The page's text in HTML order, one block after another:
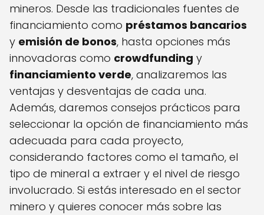
mineros. Desde las tradicionales fuentes de
financiamiento como préstamos bancarios
y emisión de bonos, hasta opciones más
innovadoras como crowdfunding y
financiamiento verde, analizaremos las
ventajas y desventajas de cada una.
Además, daremos consejos prácticos para
seleccionar la opción de financiamiento más
adecuada para cada proyecto,
considerando factores como el tamaño, el
tipo de mineral a extraer y el nivel de riesgo
involucrado. Si estás interesado en el sector
minero y quieres conocer más sobre las